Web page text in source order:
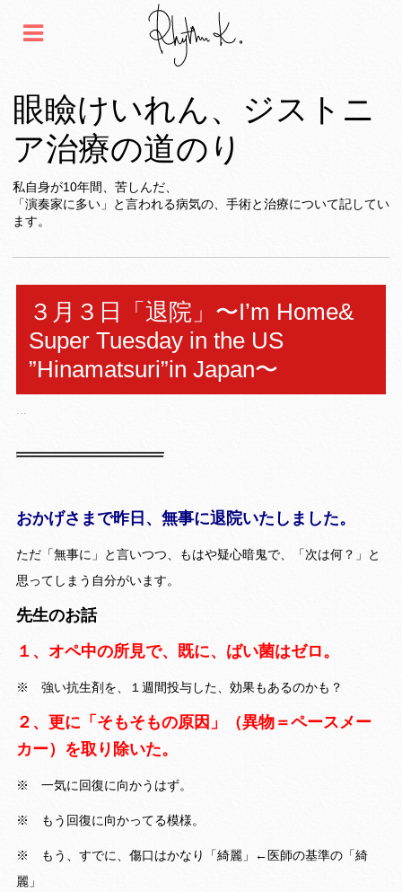
眼瞼けいれん、ジストニ
ア治療の道のり
私自身が10年間、苦しんだ、
「演奏家に多い」と言われる病気の、手術と治療について記してい
ます。
３月３日「退院」〜I’m Home&
Super Tuesday in the US
”Hinamatsuri”in Japan〜
おかげさまで昨日、無事に退院いたしました。
ただ「無事に」と言いつつ、もはや疑心暗鬼で、「次は何？」と
思ってしまう自分がいます。
先生のお話
１、オペ中の所見で、既に、ばい菌はゼロ。
※ 強い抗生剤を、１週間投与した、効果もあるのかも？
２、更に「そもそもの原因」（異物＝ペースメー
カー）を取り除いた。
※ 一気に回復に向かうはず。
※ もう回復に向かってる模様。
※ もう、すでに、傷口はかなり「綺麗」←医師の基準の「綺
麗」